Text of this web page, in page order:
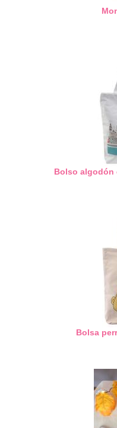
Bolso algodón
Bolsa